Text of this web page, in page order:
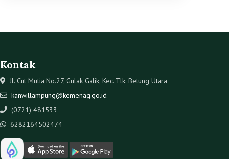
Kontak
Jl. Cut Mutia No.27, Gulak Galik, Kec. Tlk. Betung Utara
kanwillampung@kemenag.go.id
(0721) 481533
6282164502474